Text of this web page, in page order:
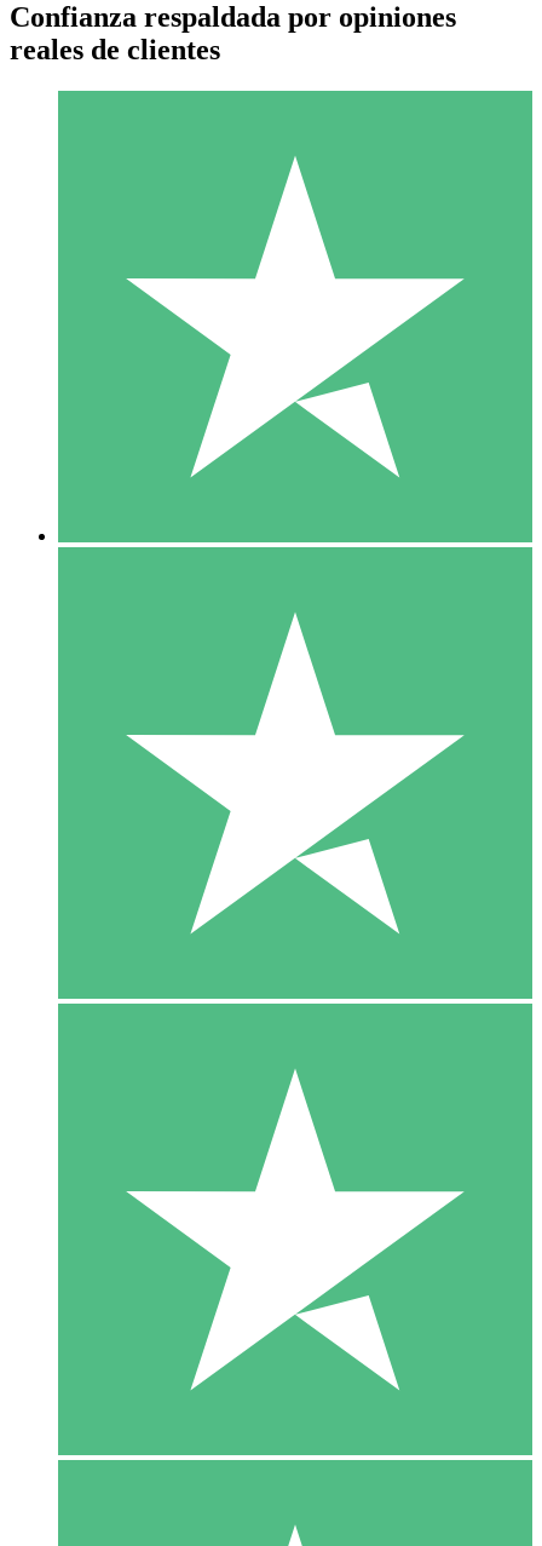
Paquetes de Créditos Individuales
Paga según el uso con créditos de descarga. Sin compromiso
10 00
10 Descargas
20 00
Confianza respaldada por opiniones
reales de clientes